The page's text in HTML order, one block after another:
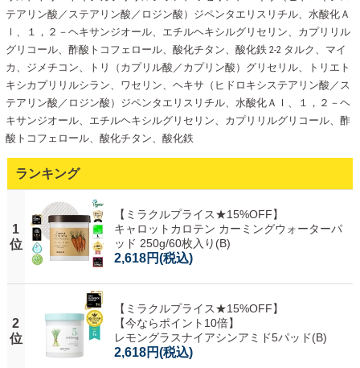
テアリン酸／ステアリン酸／ロジン酸）ジペンタエリスリチル、水酸化Ａ
ｌ、１，２－ヘキサンジオール、エチルヘキシルグリセリン、カプリリル
グリコール、酢酸トコフェロール、酸化チタン、酸化鉄 2-2 タルク、マイ
カ、ジメチコン、トリ（カプリル酸／カプリン酸）グリセリル、トリエト
キシカプリリルシラン、ワセリン、ヘキサ（ヒドロキシステアリン酸／ス
テアリン酸／ロジン酸）ジペンタエリスリチル、水酸化Ａｌ、１，２－ヘ
キサンジオール、エチルヘキシルグリセリン、カプリリルグリコール、酢
酸トコフェロール、酸化チタン、酸化鉄
ランキング
1
位
【ミラクルプライス★15%OFF】
キャロットカロテン カーミングウォーターパ
ッド 250g/60枚入り(B)
2,618円(税込)
2
位
【ミラクルプライス★15%OFF】
【今ならポイント10倍】
レモングラスナイアシンアミド5パッド(B)
2,618円(税込)